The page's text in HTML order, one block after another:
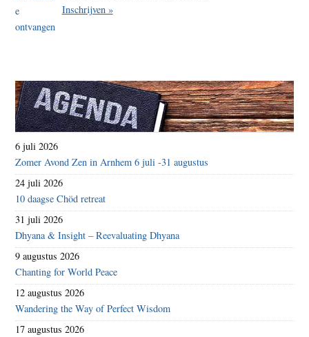
Inschrijven »
6 juli 2026
Zomer Avond Zen in Arnhem 6 juli -31 augustus
24 juli 2026
10 daagse Chöd retreat
31 juli 2026
Dhyana & Insight – Reevaluating Dhyana
9 augustus 2026
Chanting for World Peace
12 augustus 2026
Wandering the Way of Perfect Wisdom
17 augustus 2026